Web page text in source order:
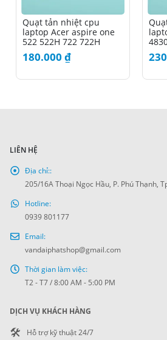
Quạt tản nhiệt cpu
laptop Acer aspire one
522 522H 722 722H
180.000 ₫
LIÊN HỆ
Địa chỉ::
205/16A Thoại Ngọc Hầu, P. Phú Thạnh,
Hotline:
0939 801177
Email:
vandaiphatshop@gmail.com
Thời gian làm việc:
T2 - T7 / 8:00 AM - 5:00 PM
DỊCH VỤ KHÁCH HÀNG
🛠️ Hỗ trợ kỹ thuật 24/7